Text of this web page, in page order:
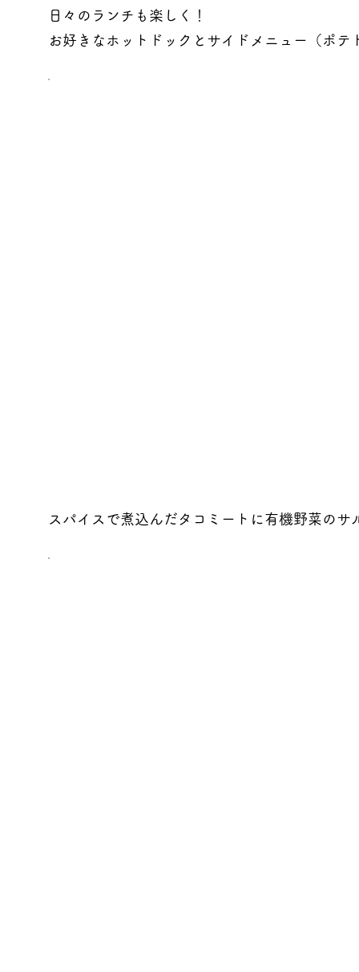
日々のランチも楽しく！
お好きなホットドックとサイドメニュー（ポテ
スパイスで煮込んだタコミートに有機野菜の